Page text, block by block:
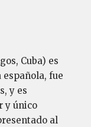
Cuba) es
fue
y es
y único
al